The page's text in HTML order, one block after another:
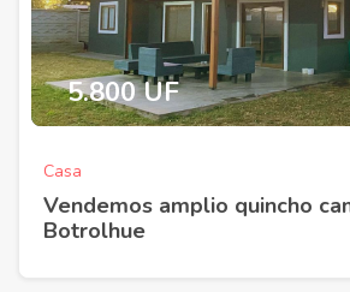
5.800 UF
Casa
Vendemos amplio quincho
Botrolhue